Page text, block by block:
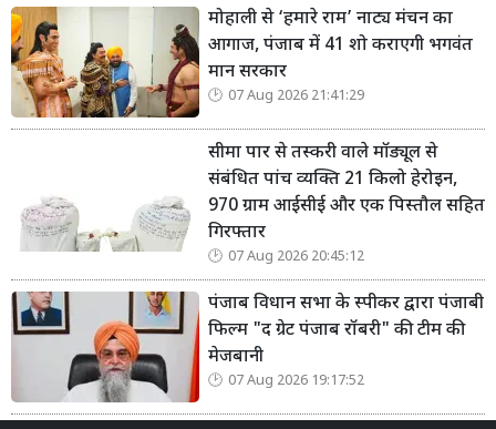
मोहाली से ‘हमारे राम’ नाट्य मंचन का
आगाज, पंजाब में 41 शो कराएगी भगवंत
मान सरकार
07 Aug 2026 21:41:29
सीमा पार से तस्करी वाले मॉड्यूल से
संबंधित पांच व्यक्ति 21 किलो हेरोइन,
970 ग्राम आईसीई और एक पिस्तौल सहित
गिरफ्तार
07 Aug 2026 20:45:12
पंजाब विधान सभा के स्पीकर द्वारा पंजाबी
फिल्म "द ग्रेट पंजाब रॉबरी" की टीम की
मेजबानी
07 Aug 2026 19:17:52